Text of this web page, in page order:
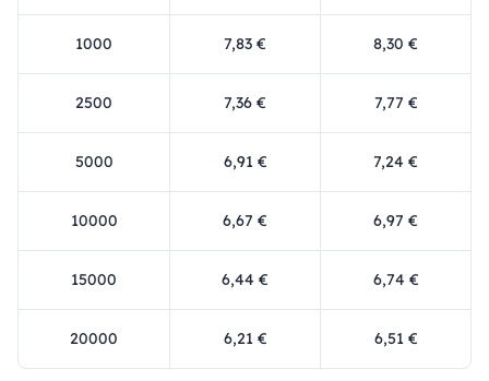
1000 7,83 € 8,30 €
2500 7,36 € 7,77 €
5000 6,91 € 7,24 €
10000 6,67 € 6,97 €
15000 6,44 € 6,74 €
20000 6,21 € 6,51 €